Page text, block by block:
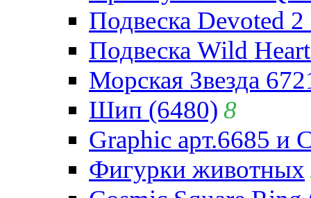
Подвеска Devoted
Подвеска Wild
Морская Звезда
Шип (6480) 8
Graphic арт.6685 и
Фигурки животных